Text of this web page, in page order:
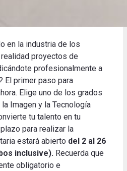
en la industria de los
proyectos de
profesionalmente a
El primer paso para
Elige uno de los grados
Imagen y la Tecnología
tu talento en tu
para realizar la
estará abierto del 2 al 26
inclusive). Recuerda que
obligatorio e